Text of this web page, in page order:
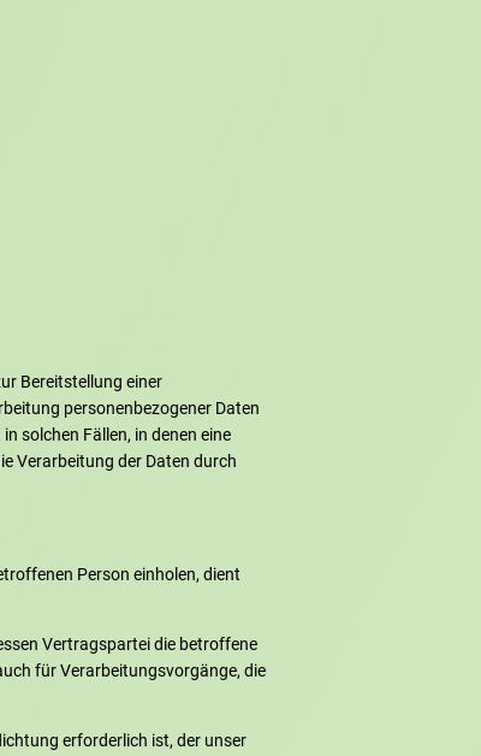
Bereitstellung einer
personenbezogener Daten
solchen Fällen, in denen eine
Verarbeitung der Daten durch
Person einholen, dient
Vertragspartei die betroffene
für Verarbeitungsvorgänge, die
erforderlich ist, der unser